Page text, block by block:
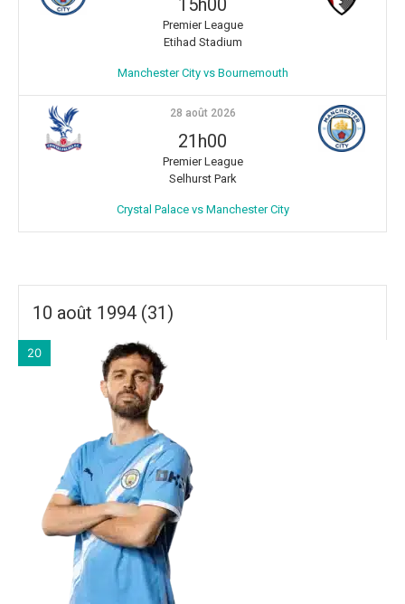
Premier League
Etihad Stadium
Manchester City vs Bournemouth
28 août 2026
21h00
Premier League
Selhurst Park
Crystal Palace vs Manchester City
10 août 1994 (31)
20